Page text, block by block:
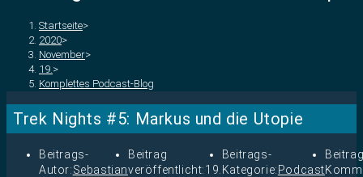
Startseite>
2020>
November>
19. >
Komplettes Podcast-Blog
Trek Nights #5: Markus und die Utopie
Beitrags-
Autor:Sebastian
Beitrag
veröffentlicht:19.
Beitrags-
Kategorie: Podcast